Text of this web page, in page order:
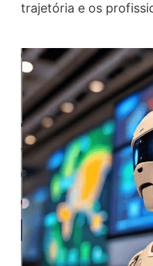
trajetória e os